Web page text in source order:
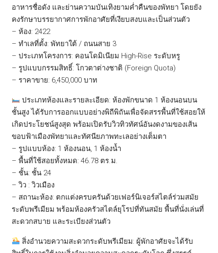
อาหารชื่อดัง และย่านความบันเทิงยามค่ำคืนของพัทยา โดยยัง
คงรักษาบรรยากาศการพักอาศัยที่เงียบสงบและเป็นส่วนตัว
– ห้อง: 2422
– ทำเลที่ตั้ง: พัทยาใต้ / ถนนสาย 3
– ประเภทโครงการ: คอนโดมิเนียม High-Rise ระดับหรู
– รูปแบบกรรมสิทธิ์: โกวตาต่างชาติ (Foreign Quota)
– ราคาขาย: 6,450,000 บาท
ประเภทห้องและรายละเอียด: ห้องพักขนาด 1 ห้องนอนบน
ชั้นสูง ได้รับการออกแบบอย่างพิถีพิถันเพื่อจัดสรรพื้นที่ใช้สอยให้
เกิดประโยชน์สูงสุด พร้อมเปิดรับวิวทิวทัศน์อันงดงามของเส้น
ขอบฟ้าเมืองพัทยาและทัศนียภาพทะเลอย่างเต็มตา
– รูปแบบห้อง: 1 ห้องนอน, 1 ห้องน้ำ
– พื้นที่ใช้สอยทั้งหมด: 46.78 ตร.ม.
– ชั้น: ชั้น 24
– วิว : วิวเมือง
– สถานะห้อง: ตกแต่งครบครันด้วยเฟอร์นิเจอร์สไตล์ร่วมสมัย
ระดับพรีเมียม พร้อมห้องครัวสไตล์ยุโรปที่ทันสมัย พื้นที่นั่งเล่นที่
สะดวกสบาย และระเบียงส่วนตัว
สิ่งอำนวยความสะดวกระดับพรีเมียม: ผู้พักอาศัยจะได้รับ